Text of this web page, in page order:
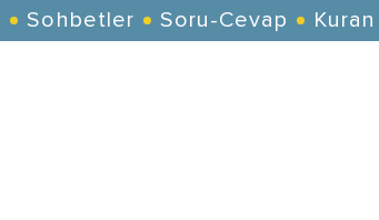
Sohbetler Soru-Cevap Kuran